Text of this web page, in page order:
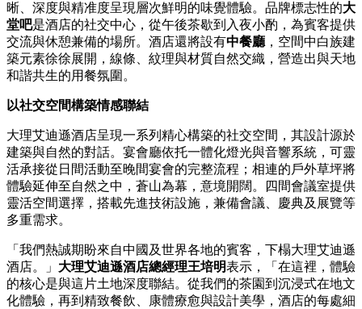
晰、深度與精准度呈現層次鮮明的味覺體驗。品牌標志性的大
堂吧是酒店的社交中心，從午後茶歇到入夜小酌，為賓客提供
交流與休憩兼備的場所。酒店還將設有中餐廳，空間中白族建
築元素徐徐展開，線條、紋理與材質自然交織，營造出與天地
和諧共生的用餐氛圍。
以社交空間構築情感聯結
大理艾迪遜酒店呈現一系列精心構築的社交空間，其設計源於
建築與自然的對話。宴會廳依托一體化燈光與音響系統，可靈
活承接從日間活動至晚間宴會的完整流程；相連的戶外草坪將
體驗延伸至自然之中，蒼山為幕，意境開闊。四間會議室提供
靈活空間選擇，搭載先進技術設施，兼備會議、慶典及展覽等
多重需求。
「我們熱誠期盼來自中國及世界各地的賓客，下榻大理艾迪遜
酒店。」 大理艾迪遜酒店總經理王培明表示，「在這裡，體驗
的核心是與這片土地深度聯結。從我們的茶園到沉浸式在地文
化體驗，再到精致餐飲、康體療愈與設計美學，酒店的每處細